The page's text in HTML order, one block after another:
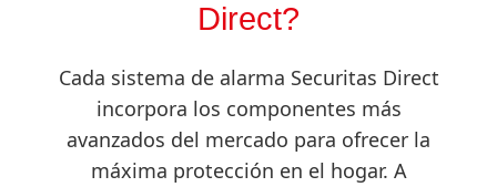
Direct?
Cada sistema de alarma Securitas Direct
incorpora los componentes más
avanzados del mercado para ofrecer la
máxima protección en el hogar. A